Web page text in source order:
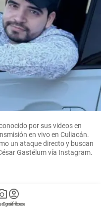
gráficos
account_circle
Suscríbete
por sus videos en
en vivo en Culiacán.
un ataque directo y buscan
Gastélum vía Instagram.